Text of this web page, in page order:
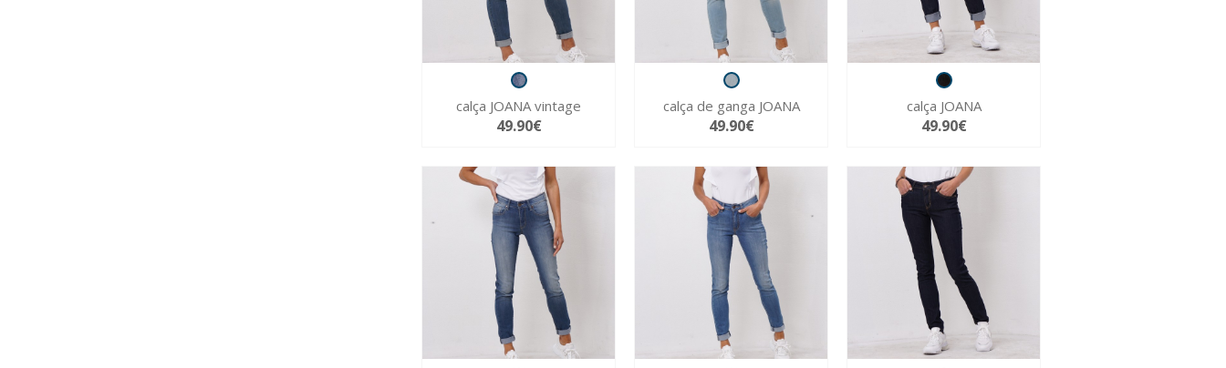
calça JOANA vintage
49.90€
calça de ganga JOANA
49.90€
calça JOANA
49.90€